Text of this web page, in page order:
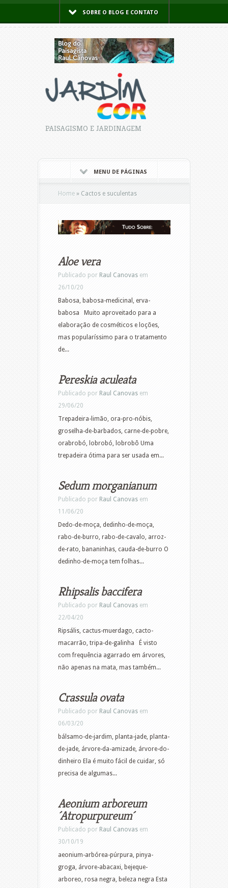
SOBRE O BLOG E CONTATO
PAISAGISMO E JARDINAGEM
MENU DE PÁGINAS
Home » Cactos e suculentas
Aloe vera
Publicado por Raul Canovas em
26/10/20
Babosa, babosa-medicinal, erva-
babosa Muito aproveitado para a
elaboração de cosméticos e loções,
mas popularíssimo para o tratamento
de...
Pereskia aculeata
Publicado por Raul Canovas em
29/06/20
Trepadeira-limão, ora-pro-nóbis,
groselha-de-barbados, carne-de-pobre,
orabrobó, lobrobó, lobrobô Uma
trepadeira ótima para ser usada em...
Sedum morganianum
Publicado por Raul Canovas em
11/06/20
Dedo-de-moça, dedinho-de-moça,
rabo-de-burro, rabo-de-cavalo, arroz-
de-rato, bananinhas, cauda-de-burro O
dedinho-de-moça tem folhas...
Rhipsalis baccifera
Publicado por Raul Canovas em
22/04/20
Ripsális, cactus-muerdago, cacto-
macarrão, tripa-de-galinha É visto
com frequência agarrado em árvores,
não apenas na mata, mas também...
Crassula ovata
Publicado por Raul Canovas em
06/03/20
bálsamo-de-jardim, planta-jade, planta-
de-jade, árvore-da-amizade, árvore-do-
dinheiro Ela é muito fácil de cuidar, só
precisa de algumas...
Aeonium arboreum
´Atropurpureum´
Publicado por Raul Canovas em
30/10/19
aeonium-arbórea-púrpura, pinya-
groga, árvore-abacaxi, bejeque-
arboreo, rosa negra, beleza negra Esta